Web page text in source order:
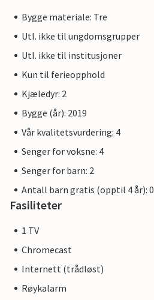
Bygge materiale: Tre
Utl. ikke til ungdomsgrupper
Utl. ikke til institusjoner
Kun til ferieopphold
Kjæledyr: 2
Bygge (år): 2019
Vår kvalitetsvurdering: 4
Senger for voksne: 4
Senger for barn: 2
Antall barn gratis (opptil 4 år): 0
Fasiliteter
1 TV
Chromecast
Internett (trådløst)
Røykalarm